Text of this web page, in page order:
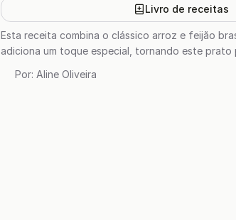
Livro de receitas
Esta receita combina o clássico arroz e feijão
adiciona um toque especial, tornando este
Por: Aline Oliveira